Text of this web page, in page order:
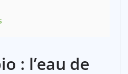
: l’eau de